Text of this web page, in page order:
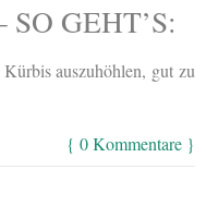
GEHT’S:
auszuhöhlen, gut zu
{ 0 Kommentare }